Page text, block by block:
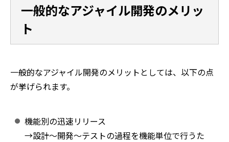
一般的なアジャイル開発のメリッ
ト
一般的なアジャイル開発のメリットとしては、以下の点
が挙げられます。
機能別の迅速リリース
→設計～開発～テストの過程を機能単位で行うた